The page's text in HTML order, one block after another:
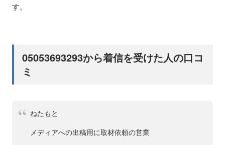
す。
05053693293から着信を受けた人の口コ
ミ
ねたもと
メディアへの出稿用に取材依頼の営業